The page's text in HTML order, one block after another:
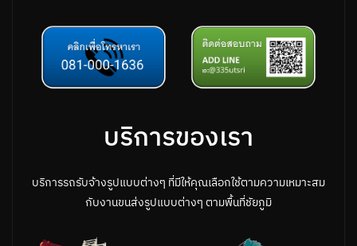
บริการของเรา
บริการรถรับจ้างรูปแบบต่างๆ ที่มีให้คุณเลือกใช้ตามความเหมาะสม
กับงานขนส่งรูปแบบต่างๆ ตามพื้นที่ชัยภูมิ